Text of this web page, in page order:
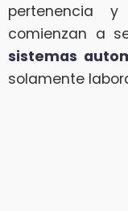
pertenencia
comienzan a
sistemas
solamente